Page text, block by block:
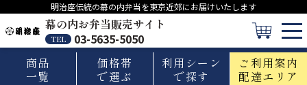
明治座伝統の幕の内弁当を東京近郊にお届けいたします
幕の内お弁当販売サイト
TEL
03-5635-5050
商品
一覧
価格帯
で選ぶ
利用シーン
で探す
ご利用案内
配達エリア